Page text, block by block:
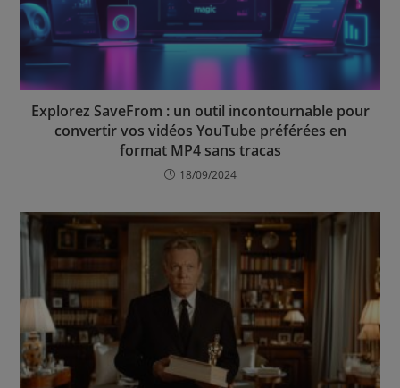
Explorez SaveFrom : un outil incontournable pour
convertir vos vidéos YouTube préférées en
format MP4 sans tracas
18/09/2024